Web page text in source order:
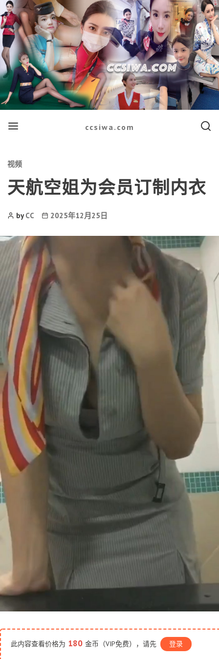
Menu ccsiwa.com Search
Categories
视频
天航空姐为会员订制内衣
PostbyCC
Post2025年12月25日
此内容查看价格为 180 金币（VIP免费），请先 登录